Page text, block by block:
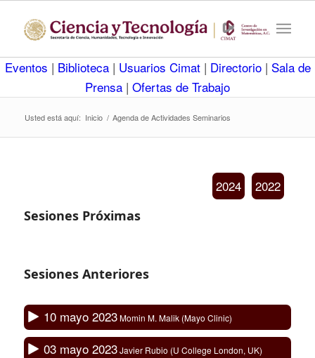
Eventos | Biblioteca | Usuarios Cimat | Directorio | Sala de
Prensa | Ofertas de Trabajo
Usted está aquí: Inicio / Agenda de Actividades Seminarios
2022
2024
Sesiones Próximas
Sesiones Anteriores
10 mayo 2023Momin M. Malik (Mayo Clinic)
03 mayo 2023Javier Rubio (U College London, UK)